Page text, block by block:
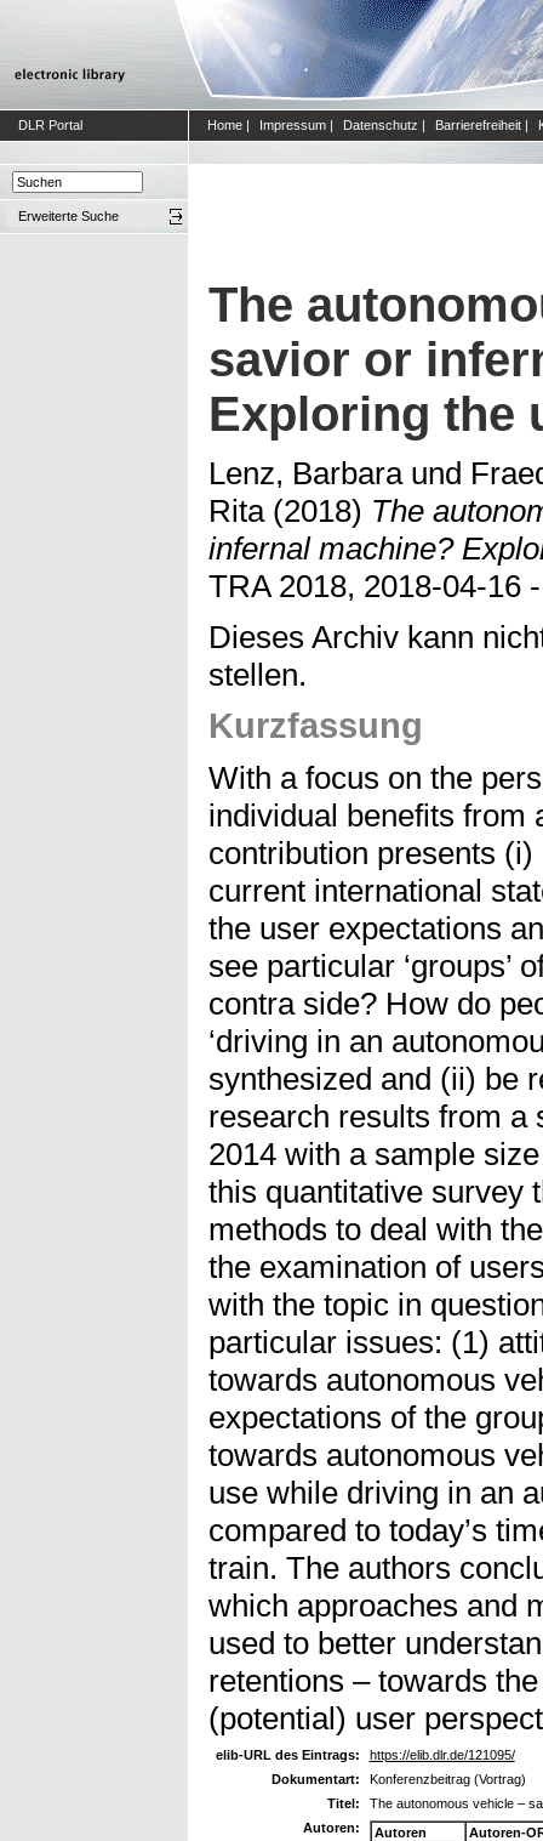
DLR Portal Home | Impressum | Datenschutz | Barrierefreiheit |
Erweiterte Suche
The
savior or
Exploring the
Lenz, Barbaraund
Rita(2018) The
infernal machine?
TRA 2018, 2018-04-16
Dieses Archiv kann
stellen.
Kurzfassung
With a focus on the
individual benefits from
contribution presents
current international
the user expectations
see particular ‘groups’
contra side? How do
‘driving in an
synthesized and (ii) be
research results from a
2014 with a sample
this quantitative survey
methods to deal with
the examination of
with the topic in
particular issues: (1)
towards autonomous
expectations of the
towards autonomous
use while driving in an
compared to today’s
train. The authors
which approaches and
used to better
retentions – towards
(potential) user
elib-URL des Eintrags:
https://elib.dlr.de/121095/
Dokumentart:
Konferenzbeitrag (Vortrag)
Titel:
The autonomous vehicle –
Autoren:
Autoren
Autoren-